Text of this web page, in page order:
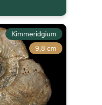
Kimmeridgium
9,8 cm